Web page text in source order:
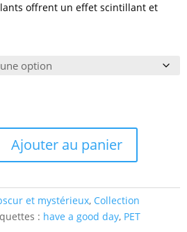
offrent un effet scintillant et
Ajouter au panier
et mystérieux, Collection
: have a good day, PET